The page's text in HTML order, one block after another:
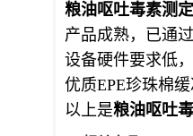
粮油呕吐毒素测
产品成熟，已通
设备硬件要求低
优质EPE珍珠棉
以上是粮油呕吐